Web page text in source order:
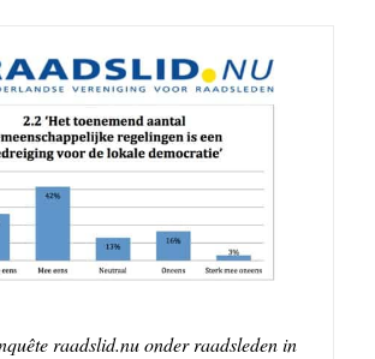
raadslid.nu onder raadsleden in